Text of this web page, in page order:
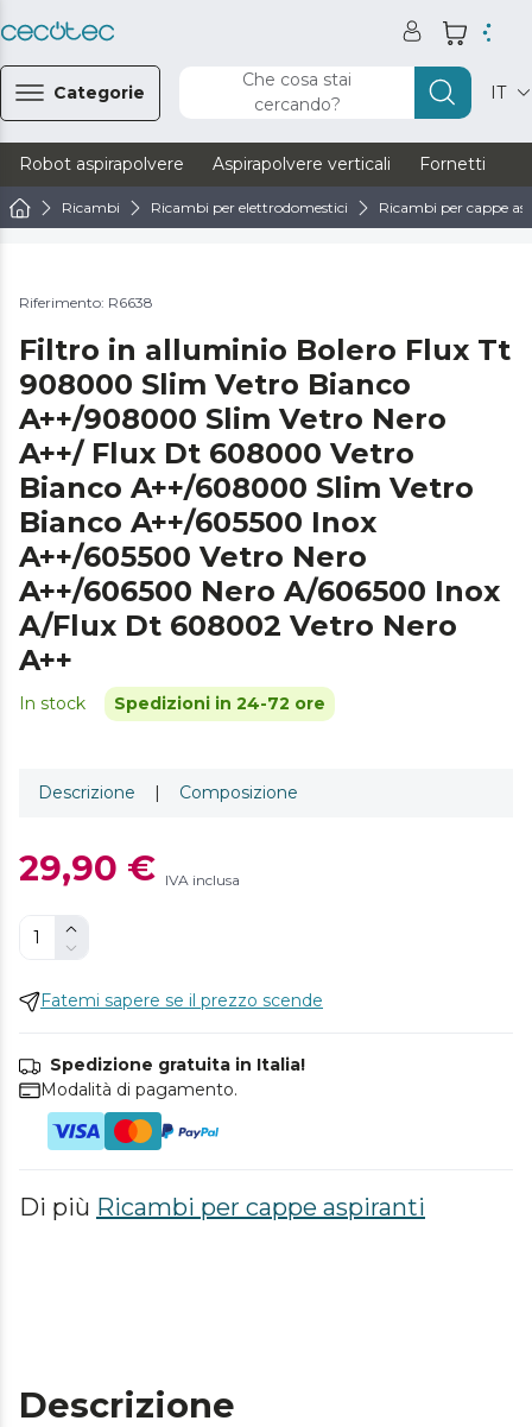
Categorie
Che cosa stai
cercando?
IT
Robot aspirapolvere Aspirapolvere verticali Fornetti
Ricambi Ricambi per elettrodomestici Ricambi per cappe
Riferimento: R6638
Filtro in alluminio Bolero Flux Tt
908000 Slim Vetro Bianco
A++/908000 Slim Vetro Nero
A++/ Flux Dt 608000 Vetro
Bianco A++/608000 Slim Vetro
Bianco A++/605500 Inox
A++/605500 Vetro Nero
A++/606500 Nero A/606500 Inox
A/Flux Dt 608002 Vetro Nero
A++
In stock Spedizioni in 24-72 ore
Descrizione | Composizione
29,90 € IVA inclusa
Fatemi sapere se il prezzo scende
Spedizione gratuita in Italia!
Modalità di pagamento.
Di più Ricambi per cappe aspiranti
Descrizione